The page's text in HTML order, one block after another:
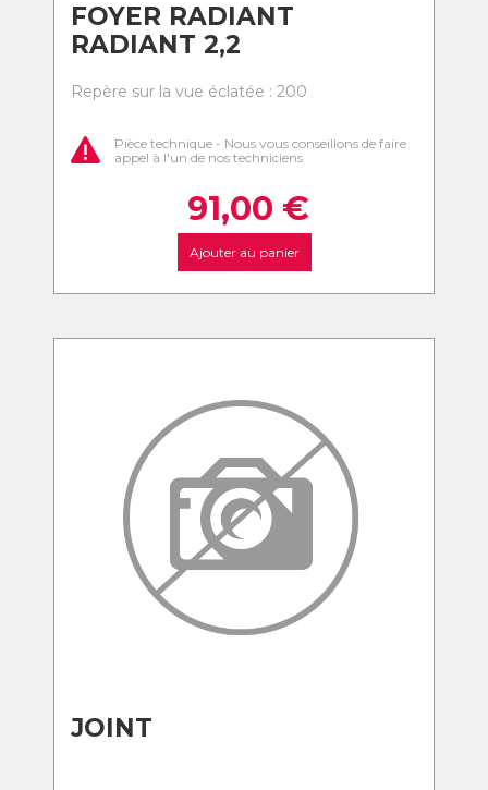
FOYER RADIANT
RADIANT 2,2
Repère sur la vue éclatée : 200
Pièce technique - Nous vous conseillons de faire
appel à l'un de nos techniciens
91,00 €
Ajouter au panier
JOINT